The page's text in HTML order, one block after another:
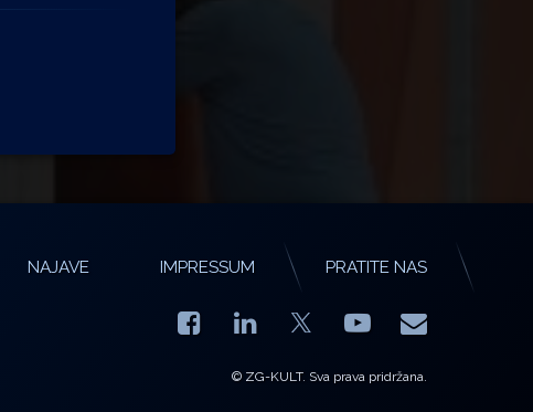
NAJAVE IMPRESSUM PRATITE NAS
Facebook
LinkedIn YouTube
E-mail
© ZG-KULT. Sva prava pridržana.